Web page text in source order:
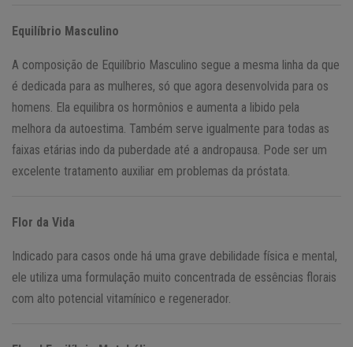
Equilíbrio Masculino
A composição de Equilíbrio Masculino segue a mesma linha da que
é dedicada para as mulheres, só que agora desenvolvida para os
homens. Ela equilibra os hormônios e aumenta a libido pela
melhora da autoestima. Também serve igualmente para todas as
faixas etárias indo da puberdade até a andropausa. Pode ser um
excelente tratamento auxiliar em problemas da próstata.
Flor da Vida
Indicado para casos onde há uma grave debilidade física e mental,
ele utiliza uma formulação muito concentrada de essências florais
com alto potencial vitamínico e regenerador.